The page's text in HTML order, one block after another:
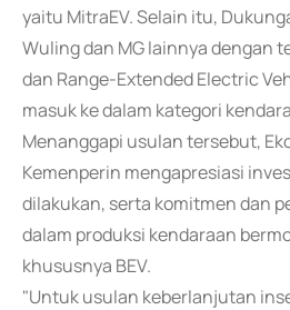
yaitu MitraEV. Selain itu,
Wuling dan MG lainnya dengan
dan Range-Extended Electric
masuk ke dalam kategori
Menanggapi usulan tersebut,
Kemenperin mengapresiasi
dilakukan, serta komitmen dan
dalam produksi kendaraan
khususnya BEV.
"Untuk usulan keberlanjutan